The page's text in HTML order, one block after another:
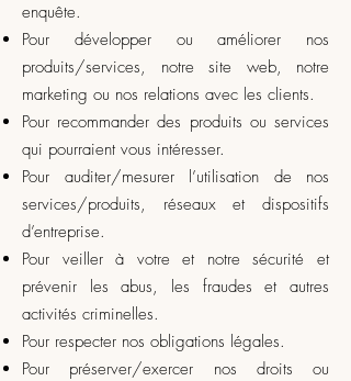
enquête.
Pour développer ou améliorer nos
produits/services, notre site web, notre
marketing ou nos relations avec les clients.
Pour recommander des produits ou services
qui pourraient vous intéresser.
Pour auditer/mesurer l’utilisation de nos
services/produits, réseaux et dispositifs
d’entreprise.
Pour veiller à votre et notre sécurité et
prévenir les abus, les fraudes et autres
activités criminelles.
Pour respecter nos obligations légales.
Pour préserver/exercer nos droits ou